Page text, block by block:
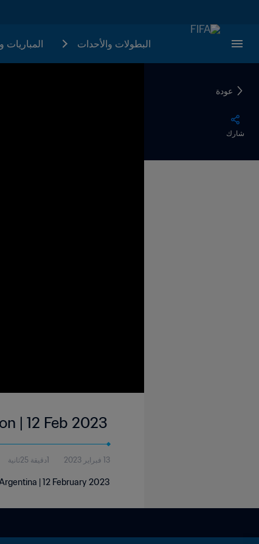
البطولات والأحدات المباريات
عودة
شارك
| 12 Feb 2023
13 فبراير 2023 1دقيقة 25ثانية
| 12 February 2023